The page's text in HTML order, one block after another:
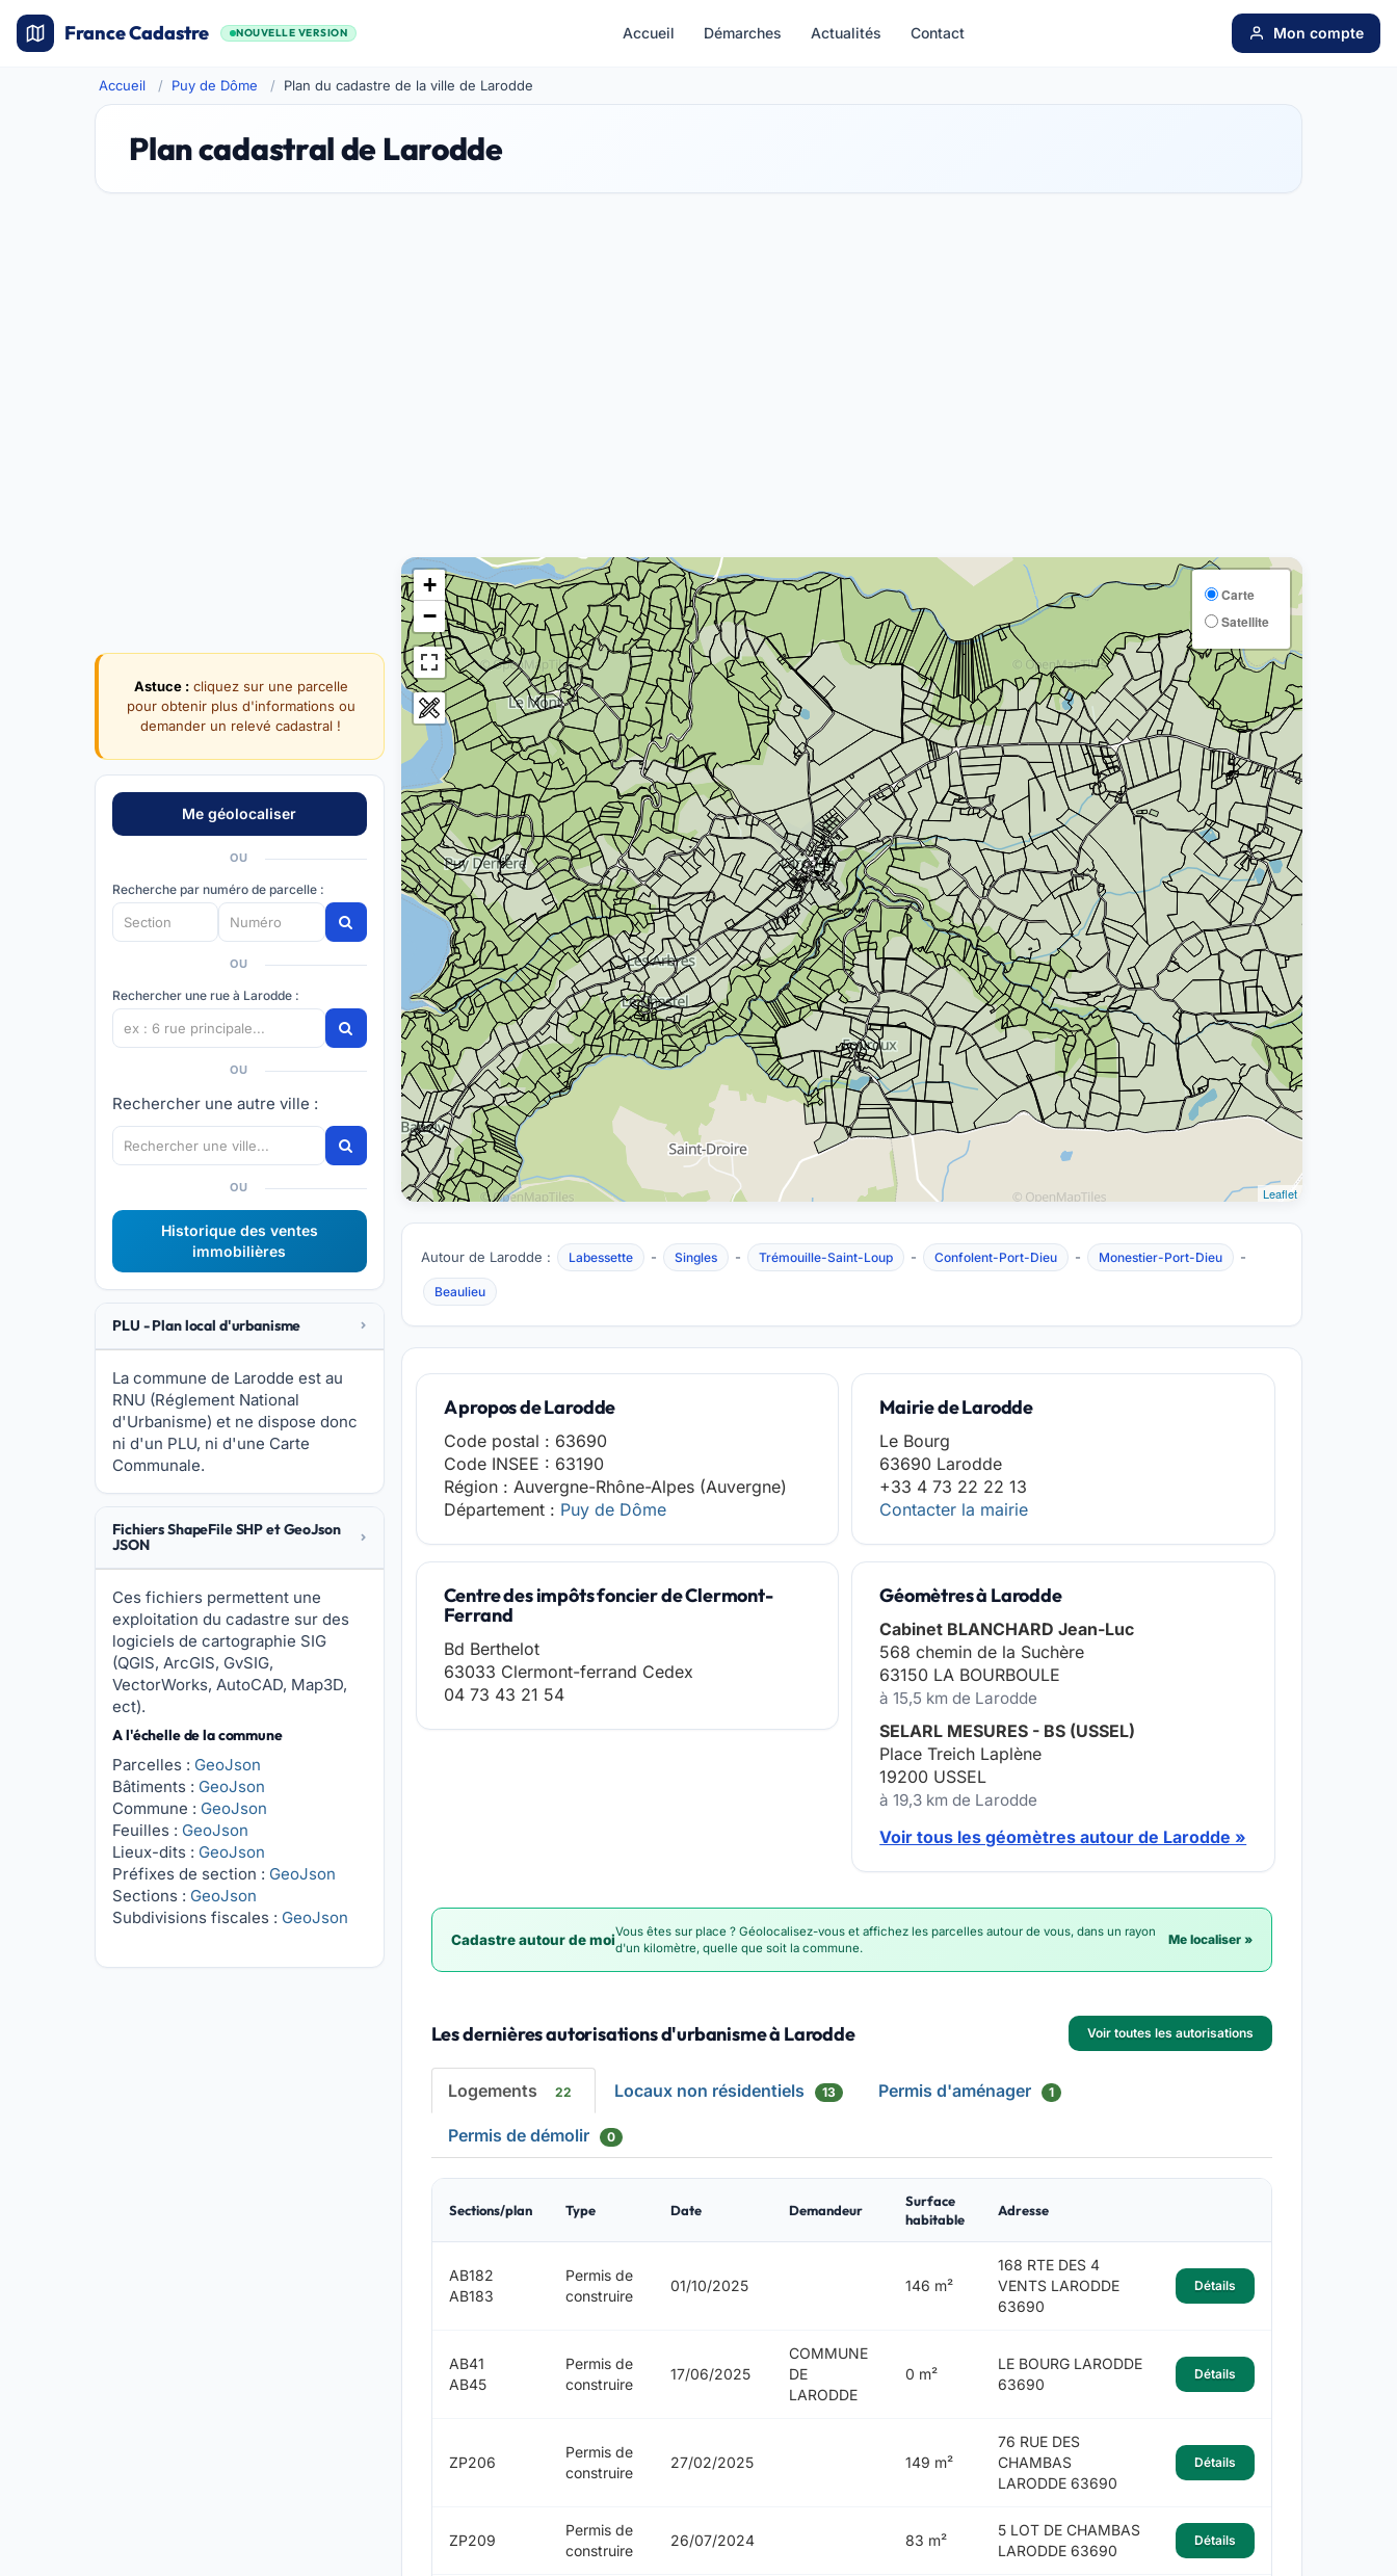
France Cadastre NOUVELLE VERSION Accueil Démarches Actualités Contact Mon compte
Accueil Puy de Dôme Plan du cadastre de la ville de Larodde
Plan cadastral de Larodde
Astuce :cliquez sur une parcelle
pour obtenir plus d'informations ou
demander un relevé cadastral !
OU
Recherche par numéro de parcelle :
OU
Rechercher une rue à Larodde :
OU
Rechercher une autre ville :
OU
Historique des ventes
immobilières
PLU - Plan local d'urbanisme
La commune de Larodde est au
RNU (Réglement National
d'Urbanisme) et ne dispose donc
ni d'un PLU, ni d'une Carte
Communale.
Fichiers ShapeFile SHP et GeoJson
JSON
Ces fichiers permettent une
exploitation du cadastre sur des
logiciels de cartographie SIG
(QGIS, ArcGIS, GvSIG,
VectorWorks, AutoCAD, Map3D,
ect).
A l'échelle de la commune
Parcelles : GeoJson
Bâtiments : GeoJson
Commune : GeoJson
Feuilles : GeoJson
Lieux-dits : GeoJson
Préfixes de section : GeoJson
Sections : GeoJson
Subdivisions fiscales : GeoJson
+
−
Carte
Satellite
Leaflet
Autour de Larodde : Labessette - Singles - Trémouille-Saint-Loup - Confolent-Port-Dieu - Monestier-Port-Dieu -
Beaulieu
A propos de Larodde
Code postal : 63690
Code INSEE : 63190
Région : Auvergne-Rhône-Alpes (Auvergne)
Département : Puy de Dôme
Mairie de Larodde
Le Bourg
63690 Larodde
+33 4 73 22 22 13
Contacter la mairie
Centre des impôts foncier de Clermont-
Ferrand
Bd Berthelot
63033 Clermont-ferrand Cedex
04 73 43 21 54
Géomètres à Larodde
Cabinet BLANCHARD Jean-Luc
568 chemin de la Suchère
63150 LA BOURBOULE
à 15,5 km de Larodde
SELARL MESURES - BS (USSEL)
Place Treich Laplène
19200 USSEL
à 19,3 km de Larodde
Voir tous les géomètres autour de Larodde »
Cadastre autour de moiVous êtes sur place ? Géolocalisez-vous et affichez les parcelles autour de vous, dans un rayon
d'un kilomètre, quelle que soit la commune.
Me localiser »
Les dernières autorisations d'urbanisme à Larodde Voir toutes les autorisations
Logements 22 Locaux non résidentiels 13 Permis d'aménager 1
Permis de démolir 0
Sections/plan Type Date Demandeur
Surface
habitable
Adresse
AB182
AB183
Permis de
construire
01/10/2025 146 m²
168 RTE DES 4
VENTS LARODDE
63690
Détails
AB41
AB45
Permis de
construire
17/06/2025
COMMUNE
DE
LARODDE
0 m²
LE BOURG LARODDE
63690
Détails
ZP206
Permis de
construire
27/02/2025 149 m²
76 RUE DES
CHAMBAS
LARODDE 63690
Détails
ZP209
Permis de
construire
26/07/2024 83 m²
5 LOT DE CHAMBAS
LARODDE 63690
Détails